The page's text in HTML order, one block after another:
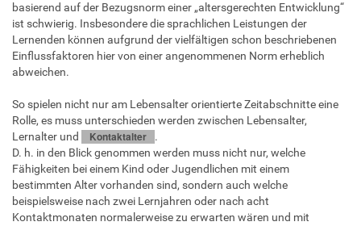
basierend auf der Bezugsnorm einer „altersgerechten Entwicklung“
ist schwierig. Insbesondere die sprachlichen Leistungen der
Lernenden können aufgrund der vielfältigen schon beschriebenen
Einflussfaktoren hier von einer angenommenen Norm erheblich
abweichen.
So spielen nicht nur am Lebensalter orientierte Zeitabschnitte eine
Rolle, es muss unterschieden werden zwischen Lebensalter,
Lernalter und
Kontaktalter
.
D. h. in den Blick genommen werden muss nicht nur, welche
Fähigkeiten bei einem Kind oder Jugendlichen mit einem
bestimmten Alter vorhanden sind, sondern auch welche
beispielsweise nach zwei Lernjahren oder nach acht
Kontaktmonaten normalerweise zu erwarten wären und mit